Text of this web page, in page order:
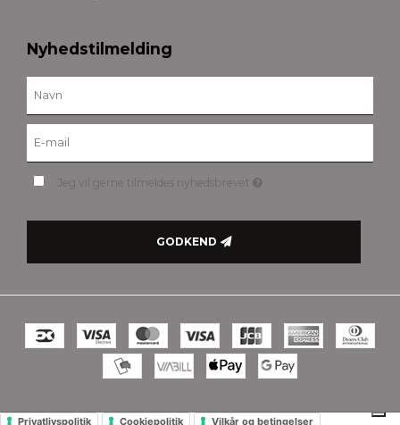
Nyhedstilmelding
Jeg vil gerne tilmeldes nyhedsbrevet
GODKEND
Privatlivspolitik Cookiepolitik Vilkår og betingelser